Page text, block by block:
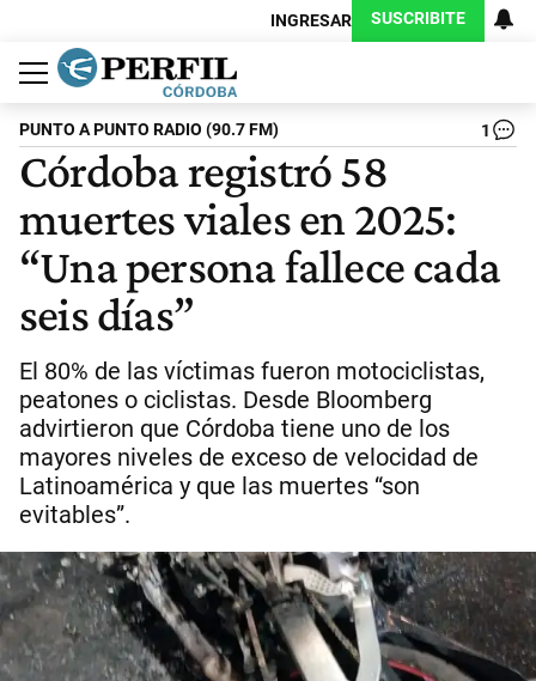
INGRESAR SUSCRIBITE
Política
Economía
Judiciales
Sociedad
Cultura
Espectáculos
Deportes
Protagonistas
PUNTO A PUNTO RADIO (90.7 FM) 1
Córdoba registró 58
muertes viales en 2025:
“Una persona fallece cada
seis días”
El 80% de las víctimas fueron motociclistas,
peatones o ciclistas. Desde Bloomberg
advirtieron que Córdoba tiene uno de los
mayores niveles de exceso de velocidad de
Latinoamérica y que las muertes “son
evitables”.